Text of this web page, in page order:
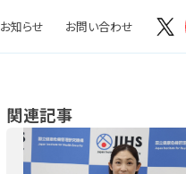
お知らせ お問い合わせ
関連記事